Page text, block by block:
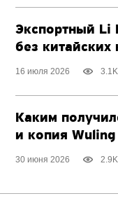
Экспортный Li
без китайских
16 июля 2026 3.1K
Каким
и копия Wuling
30 июня 2026 2.9K